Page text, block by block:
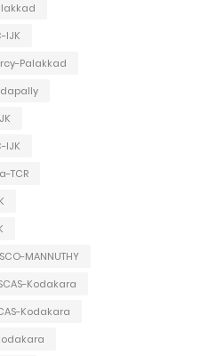
IJK
Palakkad
IJK
TCR
MANNUTHY
Kodakara
Kodakara